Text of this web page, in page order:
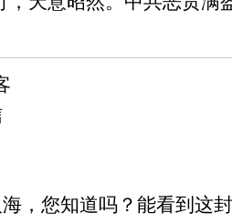
，您知道吗？能看到这